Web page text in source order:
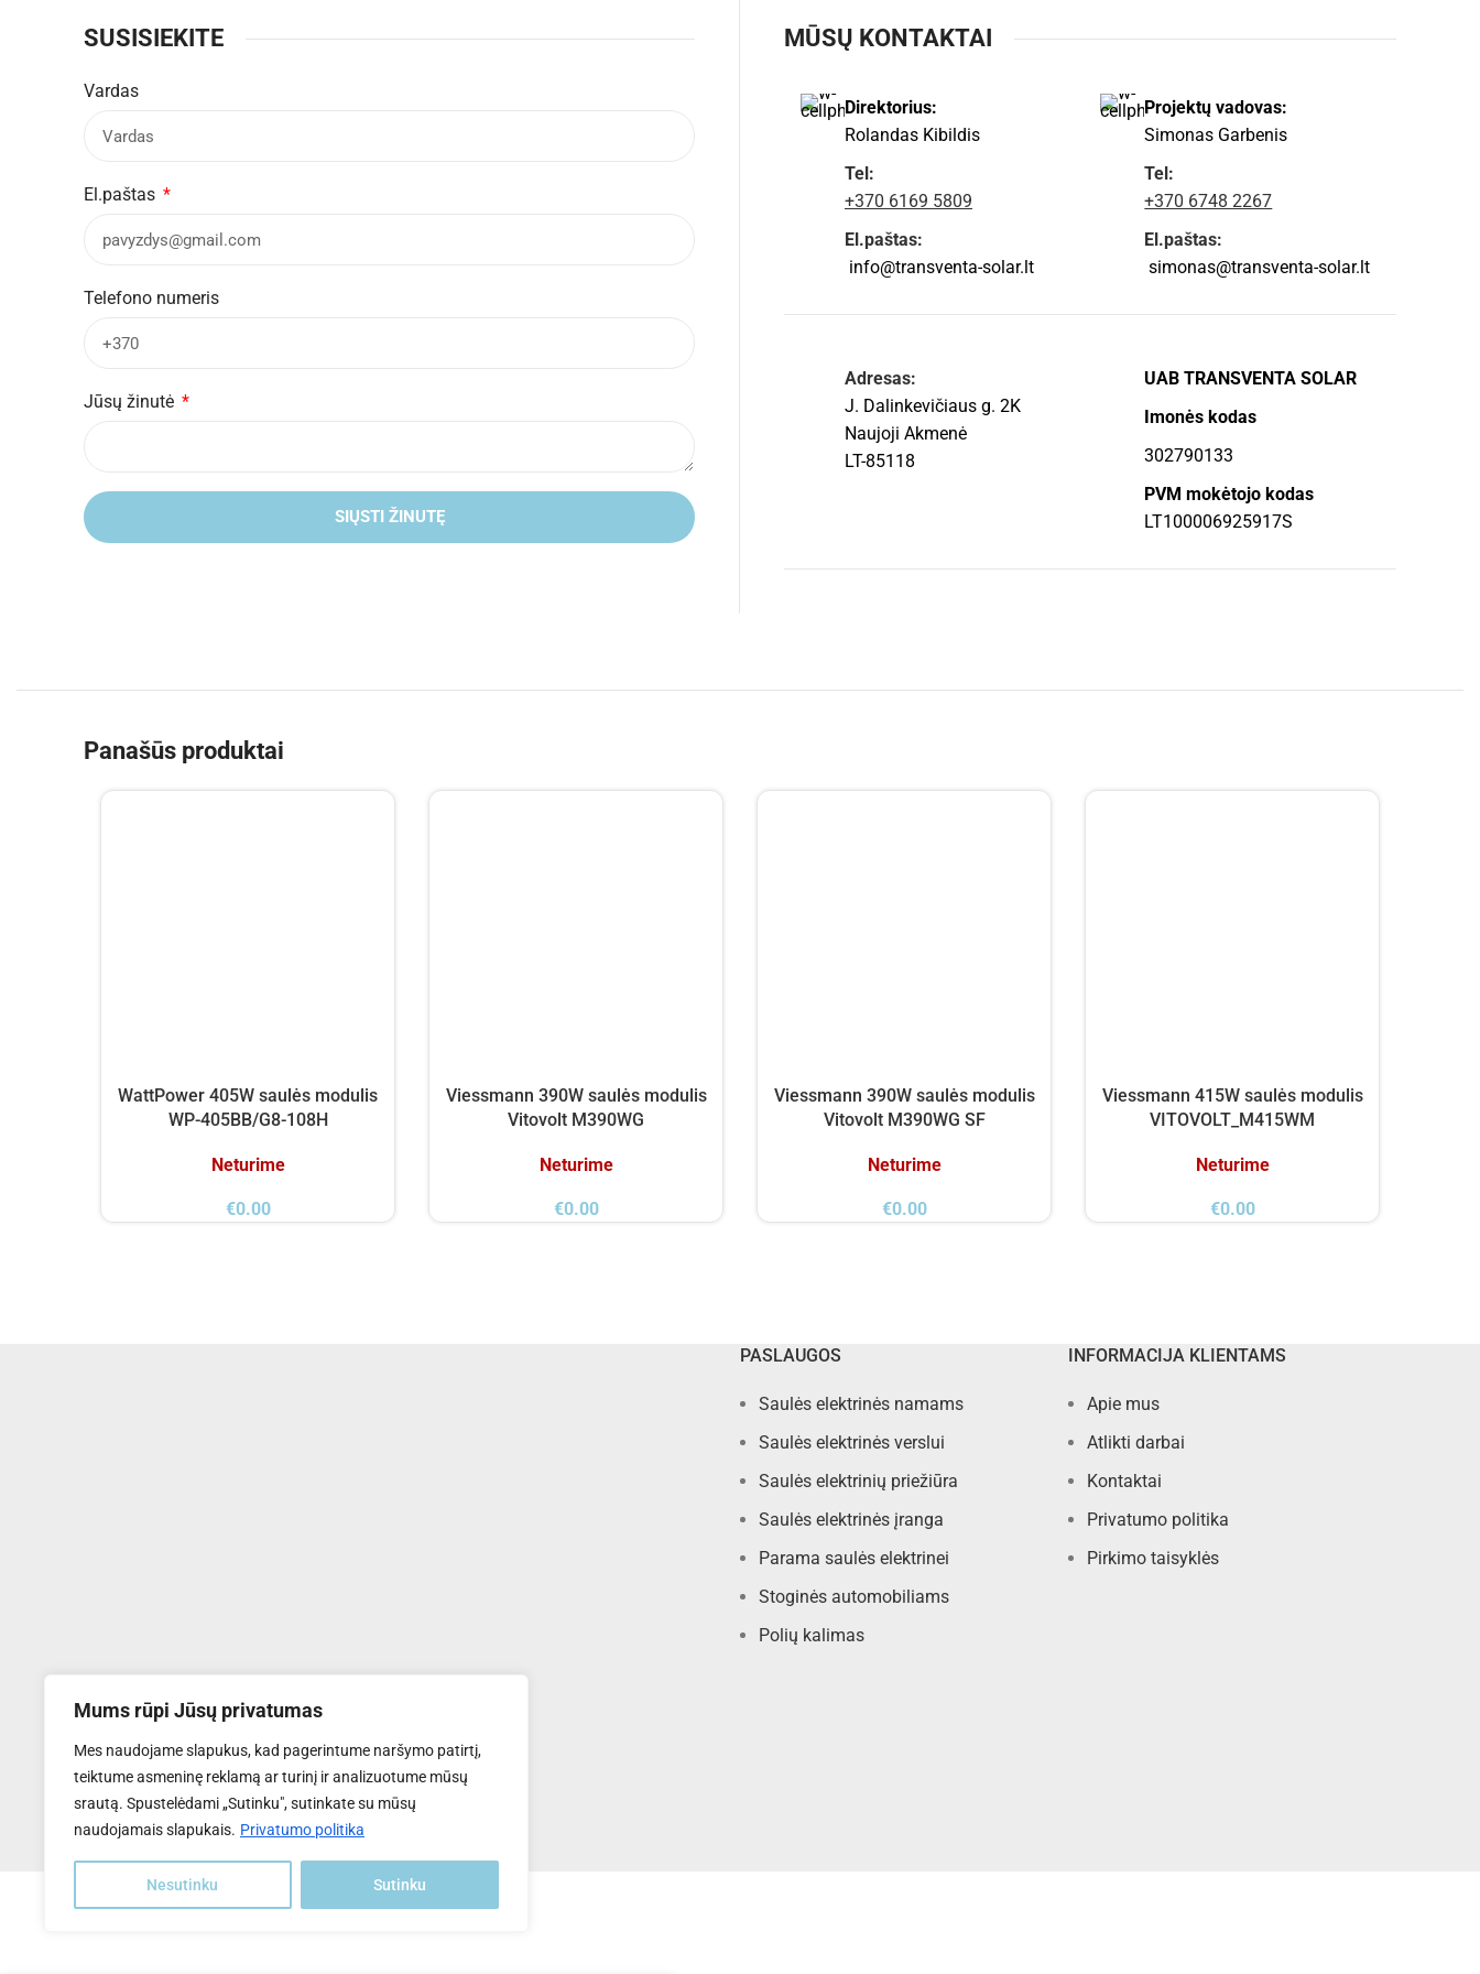
Mums rūpi Jūsų privatumas
Mes naudojame slapukus, kad pagerintume naršymo patirtį,
teiktume asmeninę reklamą ar turinį ir analizuotume mūsų
srautą. Spustelėdami „Sutinku", sutinkate su mūsų
naudojamais slapukais. Privatumo politika
Nesutinku Sutinku
SUSISIEKITE
Vardas
El.paštas
Telefono numeris
Jūsų žinutė
SIŲSTI ŽINUTĘ
MŪSŲ KONTAKTAI
Direktorius:
Rolandas Kibildis
Tel:
+370 6169 5809
El.paštas:
info@transventa-solar.lt
Projektų vadovas:
Simonas Garbenis
Tel:
+370 6748 2267
El.paštas:
simonas@transventa-solar.lt
Adresas:
J. Dalinkevičiaus g. 2K
Naujoji Akmenė
LT-85118
UAB TRANSVENTA SOLAR
Imonės kodas
302790133
PVM mokėtojo kodas
LT100006925917S
Panašūs produktai
WattPower 405W saulės modulis
WP-405BB/G8-108H
Neturime
€0.00
Viessmann 390W saulės modulis
Vitovolt M390WG
Neturime
€0.00
Viessmann 390W saulės modulis
Vitovolt M390WG SF
Neturime
€0.00
Viessmann 415W saulės modulis
VITOVOLT_M415WM
Neturime
€0.00
UAB "Transventa Solar"
Tel:+370 6169 5809
El.paštas: info@transventa-solar.lt
Adresas
: J. Dalinkevičiaus g. 2K, Naujoji Akmenė, LT-85118
PASLAUGOS
Saulės elektrinės namams
Saulės elektrinės verslui
Saulės elektrinių priežiūra
Saulės elektrinės įranga
Parama saulės elektrinei
Stoginės automobiliams
Polių kalimas
INFORMACIJA KLIENTAMS
Apie mus
Atlikti darbai
Kontaktai
Privatumo politika
Pirkimo taisyklės